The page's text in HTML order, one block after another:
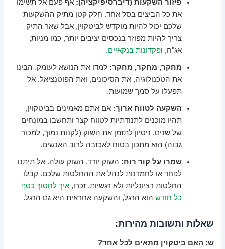
פיזור השקעות (דיברסיפיקציה): אף פעם אל תשימו
את כל הביצים בסל אחד. חלק קטן מתיק ההשקעות
שלכם יכול להיות מוקדש לביטקוין, אבל שאר התיק
צריך להיות מפוזר בנכסים יציבים יותר, כמו מניות,
אג"ח, ופקדונות בנקאיים.
מחקר, מחקר, מחקר: למדו את הנושא לעומק. הבינו
את הטכנולוגיה, את הסיכונים, ואת הפוטנציאל. אל
תפעלו על סמך שמועות.
השקעה לטווח ארוך: אם אתם מאמינים בביטקוין,
תהיו מוכנים לתנודתיות לטווח קצר ותחשבו במונחים
של שנים. ניסיון לתזמן את השוק (לקנות נמוך, למכור
גבוה) הוא מתכון בטוח לאכזבה לרוב האנשים.
שמרו על קור רוח: השוק יורד, השוק עולה. אל תיתנו
לפחד או לחמדנות לנהל את ההחלטות שלכם. קבלו
החלטות רציונליות ולא רגשיות. זכרו,איך לחסוך כסף
כל חודש הוא הרגל, והשקעה אחראית היא גם הרגל.
שאלות ותשובות מהירות:
ש: האם ביטקוין מתאים לכל אחד?